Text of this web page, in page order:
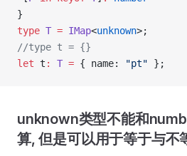
}
type T = IMap<unknown>;
//type t = {}
let t : T = { name: "pt" };
unknown类型不能和
算, 但是可以用于等于与不